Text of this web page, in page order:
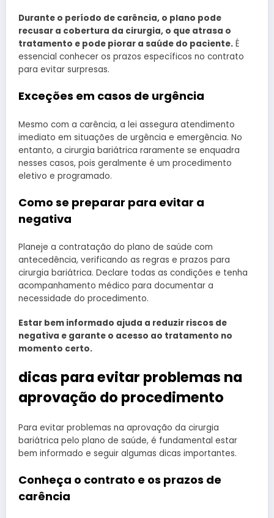
Durante o período de carência, o plano pode
recusar a cobertura da cirurgia, o que atrasa o
tratamento e pode piorar a saúde do paciente. É
essencial conhecer os prazos específicos no contrato
para evitar surpresas.
Exceções em casos de urgência
Mesmo com a carência, a lei assegura atendimento
imediato em situações de urgência e emergência. No
entanto, a cirurgia bariátrica raramente se enquadra
nesses casos, pois geralmente é um procedimento
eletivo e programado.
Como se preparar para evitar a
negativa
Planeje a contratação do plano de saúde com
antecedência, verificando as regras e prazos para
cirurgia bariátrica. Declare todas as condições e tenha
acompanhamento médico para documentar a
necessidade do procedimento.
Estar bem informado ajuda a reduzir riscos de
negativa e garante o acesso ao tratamento no
momento certo.
dicas para evitar problemas na
aprovação do procedimento
Para evitar problemas na aprovação da cirurgia
bariátrica pelo plano de saúde, é fundamental estar
bem informado e seguir algumas dicas importantes.
Conheça o contrato e os prazos de
carência